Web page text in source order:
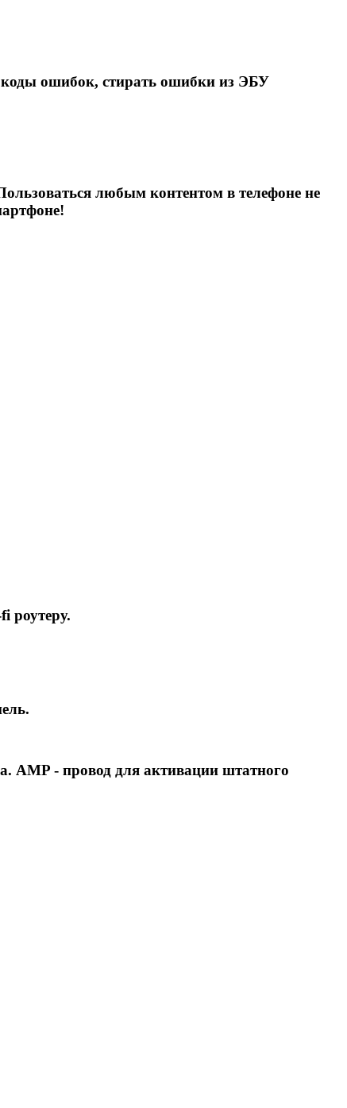
ошибок, стирать ошибки из ЭБУ
любым контентом в телефоне не
роутеру.
AMP - провод для активации штатного